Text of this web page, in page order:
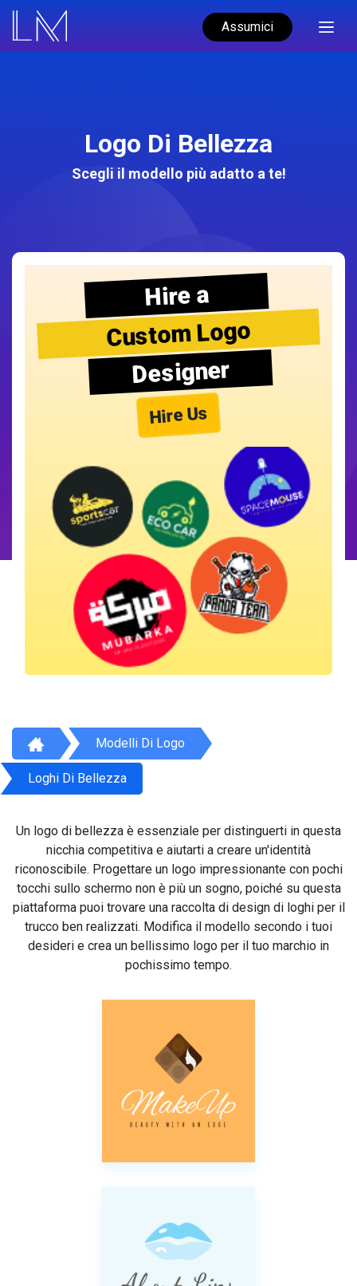
Assumici
Logo Di Bellezza
Scegli il modello più adatto a te!
Hire a
Custom Logo
Designer
Hire Us
Modelli Di Logo
Loghi Di Bellezza
Un logo di bellezza è essenziale per distinguerti in questa
nicchia competitiva e aiutarti a creare un'identità
riconoscibile. Progettare un logo impressionante con pochi
tocchi sullo schermo non è più un sogno, poiché su questa
piattaforma puoi trovare una raccolta di design di loghi per il
trucco ben realizzati. Modifica il modello secondo i tuoi
desideri e crea un bellissimo logo per il tuo marchio in
pochissimo tempo.